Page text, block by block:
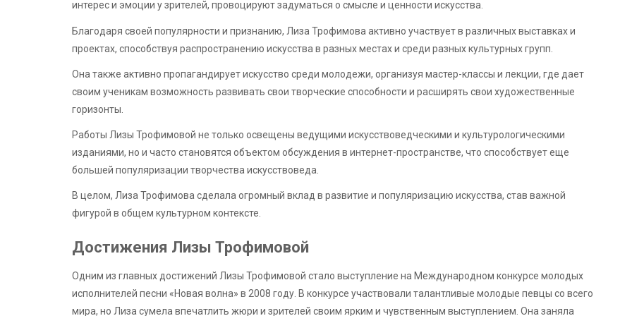
интерес и эмоции у зрителей, провоцируют задуматься о смысле и ценности искусства.
Благодаря своей популярности и признанию, Лиза Трофимова активно участвует в различных выставках и
проектах, способствуя распространению искусства в разных местах и среди разных культурных групп.
Она также активно пропагандирует искусство среди молодежи, организуя мастер-классы и лекции, где дает
своим ученикам возможность развивать свои творческие способности и расширять свои художественные
горизонты.
Работы Лизы Трофимовой не только освещены ведущими искусствоведческими и культурологическими
изданиями, но и часто становятся объектом обсуждения в интернет-пространстве, что способствует еще
большей популяризации творчества искусствоведа.
В целом, Лиза Трофимова сделала огромный вклад в развитие и популяризацию искусства, став важной
фигурой в общем культурном контексте.
Достижения Лизы Трофимовой
Одним из главных достижений Лизы Трофимовой стало выступление на Международном конкурсе молодых
исполнителей песни «Новая волна» в 2008 году. В конкурсе участвовали талантливые молодые певцы со всего
мира, но Лиза сумела впечатлить жюри и зрителей своим ярким и чувственным выступлением. Она заняла